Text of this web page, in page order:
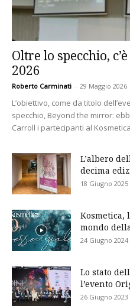
Oltre lo specchio,
2026
Roberto Carminati - 29 Maggio 2026
L’obiettivo, come da titolo
specchio, Beyond the mirror:
Carroll i partecipanti al
L’albero
decima
18 Giugno 2025
Kosmetica,
mondo
24 Giugno 2024
Lo stato
l’evento
26 Giugno 2023